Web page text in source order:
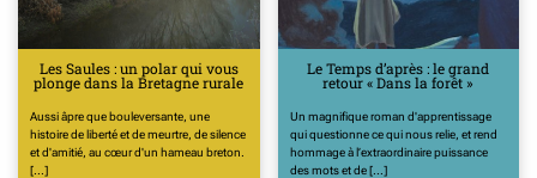
Les Saules : un polar qui vous
plonge dans la Bretagne rurale
Aussi âpre que bouleversante, une
histoire de liberté et de meurtre, de silence
et d'amitié, au cœur d'un hameau breton.
[...]
Le Temps d’après : le grand
retour « Dans la forêt »
Un magnifique roman d'apprentissage
qui questionne ce qui nous relie, et rend
hommage à l’extraordinaire puissance
des mots et de [...]